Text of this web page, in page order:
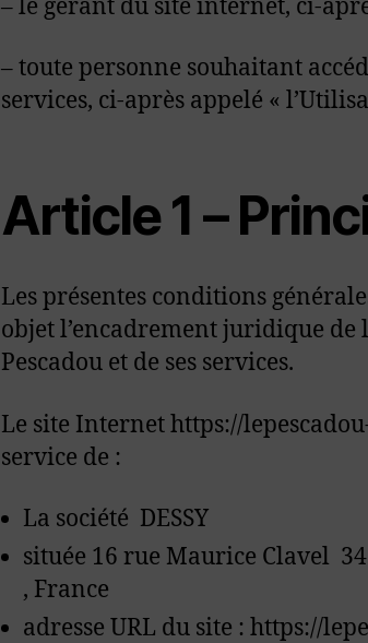
– le gérant du site internet, ci-
– toute personne souhaitant
services, ci-après appelé «
Article 1 –
Les présentes conditions
objet l’encadrement juridique de
Pescadou et de ses services.
Le site Internet https://
service de :
La société DESSY
située 16 rue Maurice Clavel
, France
adresse URL du site : https://